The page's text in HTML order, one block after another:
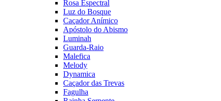
Rosa Espectral
Luz do Bosque
Caçador Anímico
Apóstolo do Abismo
Luminah
Guarda-Raio
Malefica
Melody
Dynamica
Caçador das Trevas
Fagulha